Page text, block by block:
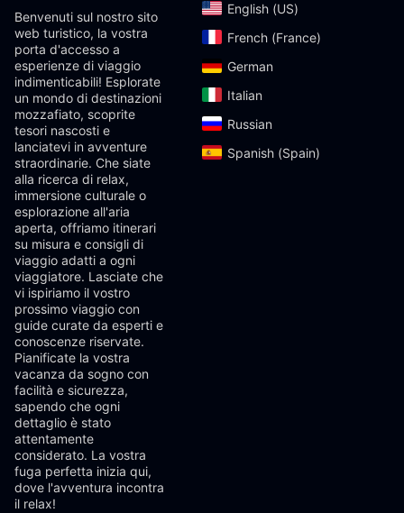
Benvenuti sul nostro sito
web turistico, la vostra
porta d'accesso a
esperienze di viaggio
indimenticabili! Esplorate
un mondo di destinazioni
mozzafiato, scoprite
tesori nascosti e
lanciatevi in ​​avventure
straordinarie. Che siate
alla ricerca di relax,
immersione culturale o
esplorazione all'aria
aperta, offriamo itinerari
su misura e consigli di
viaggio adatti a ogni
viaggiatore. Lasciate che
vi ispiriamo il vostro
prossimo viaggio con
guide curate da esperti e
conoscenze riservate.
Pianificate la vostra
vacanza da sogno con
facilità e sicurezza,
sapendo che ogni
dettaglio è stato
attentamente
considerato. La vostra
fuga perfetta inizia qui,
dove l'avventura incontra
il relax!
English (US)‎
French (France)‎
German‎
Italian‎
Russian‎
Spanish (Spain)‎